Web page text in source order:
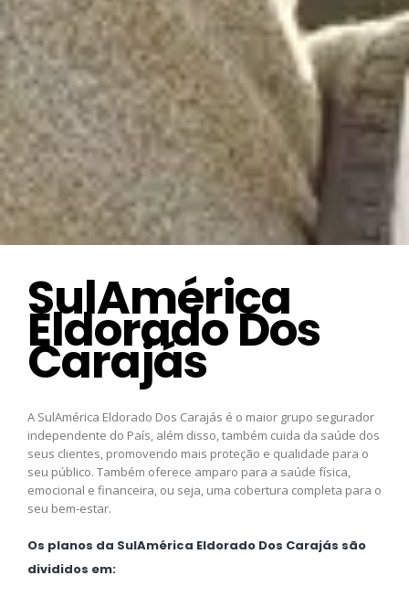
SulAmérica
Eldorado Dos
Carajás
A SulAmérica Eldorado Dos Carajás é o maior grupo segurador
independente do País, além disso, também cuida da saúde dos
seus clientes, promovendo mais proteção e qualidade para o
seu público. Também oferece amparo para a saúde física,
emocional e financeira, ou seja, uma cobertura completa para o
seu bem-estar.
Os planos da SulAmérica Eldorado Dos Carajás são
divididos em: